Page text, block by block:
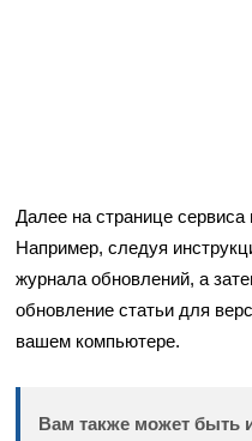
Далее на странице
Например, следуя
журнала обновлений, а
обновление статьи для
вашем компьютере.
Вам также может быть